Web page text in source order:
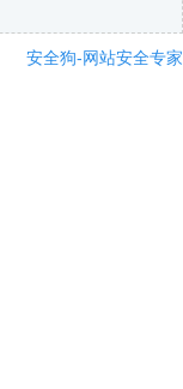
安全狗-网站安全专家